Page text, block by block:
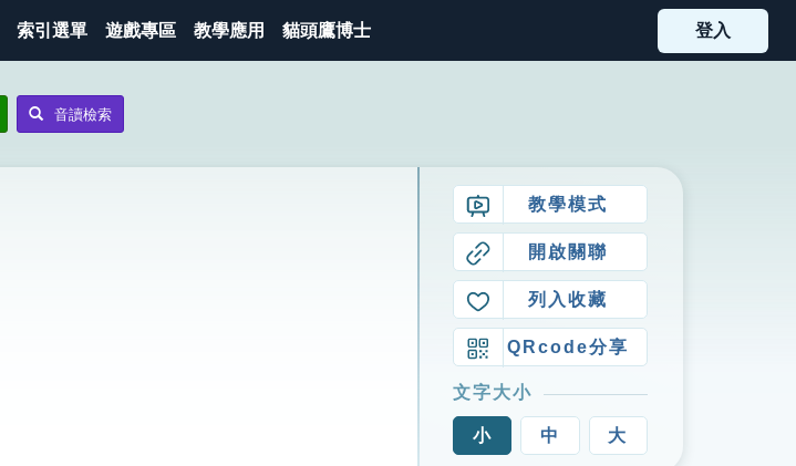
索引選單 遊戲專區 教學應用 貓頭鷹博士 登入
音讀檢索
教學模式
開啟關聯
列入收藏
QRcode分享
文字大小
小 中 大